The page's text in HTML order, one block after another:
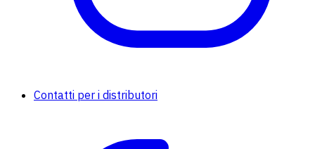
Contatti per i distributori